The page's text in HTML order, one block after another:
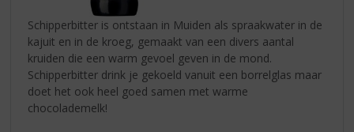
Schipperbitter is ontstaan in Muiden als spraakwater in de
kajuit en in de kroeg, gemaakt van een divers aantal
kruiden die een warm gevoel geven in de mond.
Schipperbitter drink je gekoeld vanuit een borrelglas maar
doet het ook heel goed samen met warme
chocolademelk!